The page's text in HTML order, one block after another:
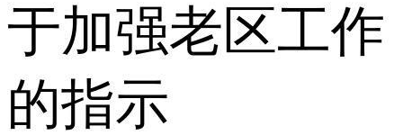
于加强老区工作
的指示